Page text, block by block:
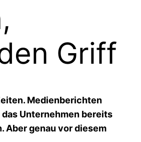
Griff
Medienberichten
Unternehmen bereits
Aber genau vor diesem